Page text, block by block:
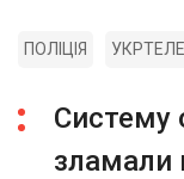
ПОЛІЦІЯ
Систему
зламали